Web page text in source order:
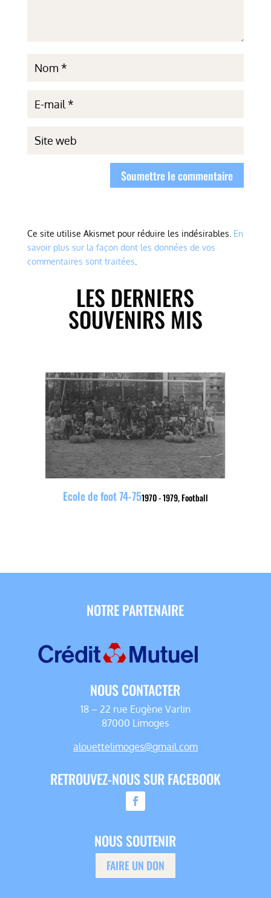
Soumettre le commentaire
Ce site utilise Akismet pour réduire les indésirables. En
savoir plus sur la façon dont les données de vos
commentaires sont traitées
LES DERNIERS
SOUVENIRS MIS
1970 - 1979,Football
Ecole de foot 74-75
NOTRE PARTENAIRE
NOUS CONTACTER
18 – 22 rue Eugène Varlin
87000 Limoges
alouettelimoges@gmail.com
RETROUVEZ-NOUS SUR FACEBOOK
NOUS SOUTENIR
FAIRE UN DON